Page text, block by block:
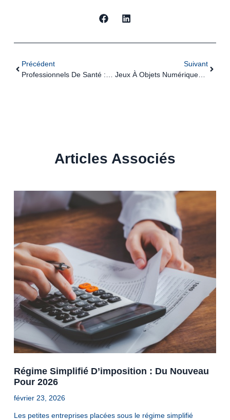
Précédent
Suivant
Jeux À Objets Numériques Monétisables : L’expérimentation Est Lancée
Articles Associés
Régime Simplifié D’imposition : Du Nouveau
Pour 2026
février 23, 2026
Les petites entreprises placées sous le régime simplifié